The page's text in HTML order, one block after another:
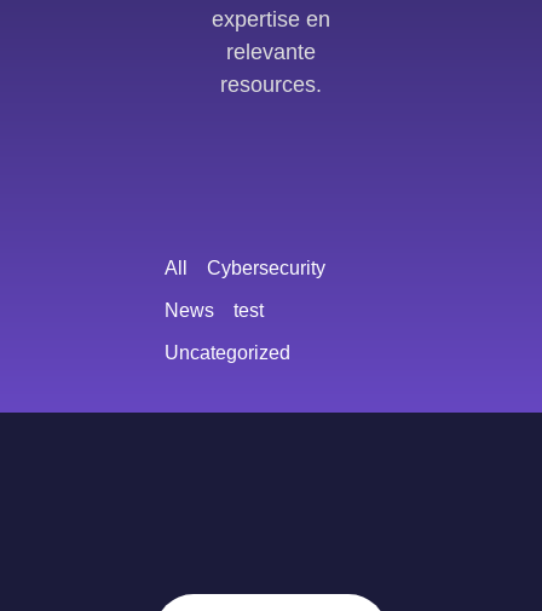
expertise en
relevante
resources.
Cybersecurity
News test
Uncategorized
All